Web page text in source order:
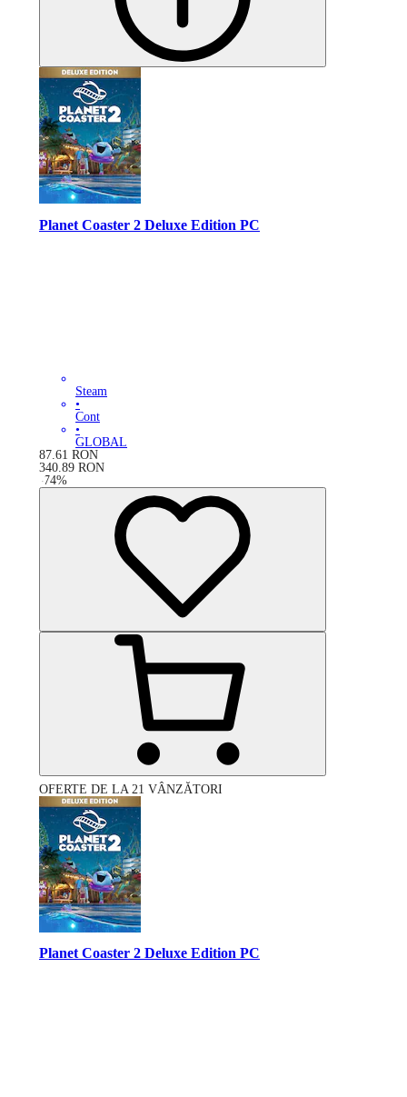
Planet Coaster 2 Deluxe Edition PC
Steam
•
Cont
•
GLOBAL
87.61 RON
340.89 RON
-74%
OFERTE DE LA 21 VÂNZĂTORI
Planet Coaster 2 Deluxe Edition PC